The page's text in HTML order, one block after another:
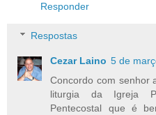
Responder
Respostas
Cezar Laino 5 de
Concordo com senhor
liturgia da Igreja
Pentecostal que é